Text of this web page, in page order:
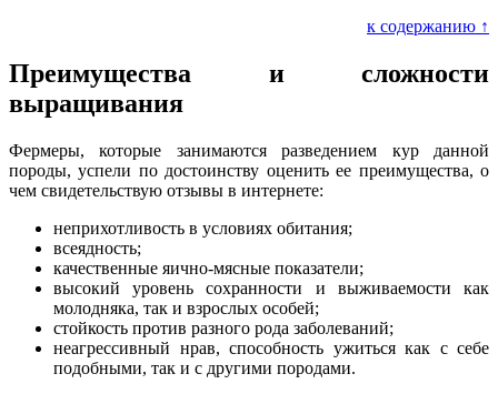
к содержанию ↑
Преимущества и сложности
выращивания
Фермеры, которые занимаются разведением кур данной
породы, успели по достоинству оценить ее преимущества, о
чем свидетельствую отзывы в интернете:
неприхотливость в условиях обитания;
всеядность;
качественные яично-мясные показатели;
высокий уровень сохранности и выживаемости как
молодняка, так и взрослых особей;
стойкость против разного рода заболеваний;
неагрессивный нрав, способность ужиться как с себе
подобными, так и с другими породами.